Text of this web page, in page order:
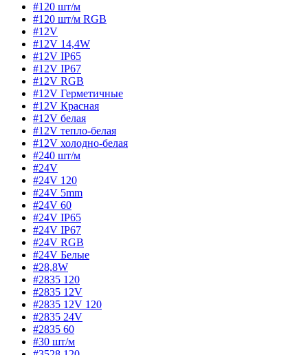
#120 шт/м
#120 шт/м RGB
#12V
#12V 14,4W
#12V IP65
#12V IP67
#12V RGB
#12V Герметичные
#12V Красная
#12V белая
#12V тепло-белая
#12V холодно-белая
#240 шт/м
#24V
#24V 120
#24V 5mm
#24V 60
#24V IP65
#24V IP67
#24V RGB
#24V Белые
#28,8W
#2835 120
#2835 12V
#2835 12V 120
#2835 24V
#2835 60
#30 шт/м